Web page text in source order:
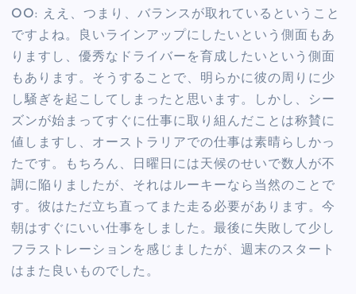
OO: ええ、つまり、バランスが取れているということ
ですよね。良いラインアップにしたいという側面もあ
りますし、優秀なドライバーを育成したいという側面
もあります。そうすることで、明らかに彼の周りに少
し騒ぎを起こしてしまったと思います。しかし、シー
ズンが始まってすぐに仕事に取り組んだことは称賛に
値しますし、オーストラリアでの仕事は素晴らしかっ
たです。もちろん、日曜日には天候のせいで数人が不
調に陥りましたが、それはルーキーなら当然のことで
す。彼はただ立ち直ってまた走る必要があります。今
朝はすぐにいい仕事をしました。最後に失敗して少し
フラストレーションを感じましたが、週末のスタート
はまた良いものでした。